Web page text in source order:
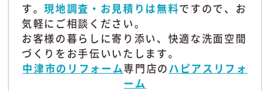
す。現地調査・お見積りは無料ですので、お
気軽にご相談ください。
お客様の暮らしに寄り添い、快適な洗面空間
づくりをお手伝いいたします。
中津市のリフォーム専門店のハピアスリフォ
ーム